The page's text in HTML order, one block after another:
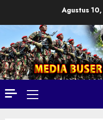
Agustus
Primary
Menu